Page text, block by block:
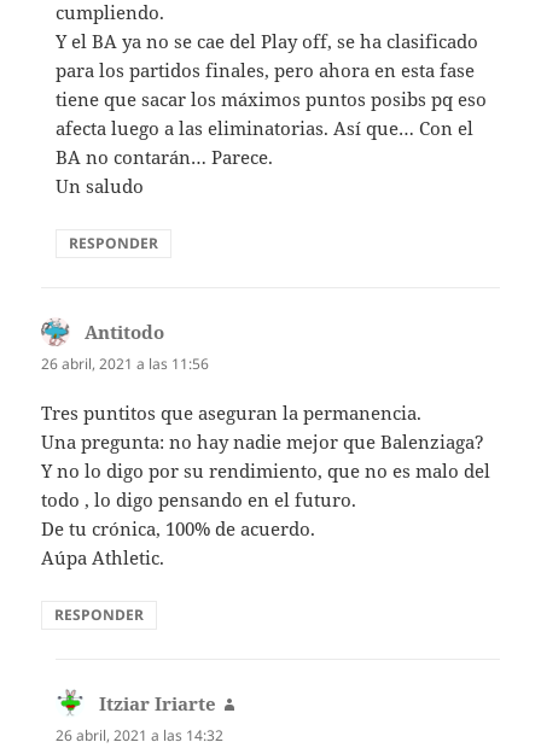
cumpliendo.
Y el BA ya no se cae del Play off, se ha clasificado
para los partidos finales, pero ahora en esta fase
tiene que sacar los máximos puntos posibs pq eso
afecta luego a las eliminatorias. Así que… Con el
BA no contarán… Parece.
Un saludo
RESPONDER
Antitodo
26 abril, 2021 a las 11:56
Tres puntitos que aseguran la permanencia.
Una pregunta: no hay nadie mejor que Balenziaga?
Y no lo digo por su rendimiento, que no es malo del
todo , lo digo pensando en el futuro.
De tu crónica, 100% de acuerdo.
Aúpa Athletic.
RESPONDER
Itziar Iriarte
26 abril, 2021 a las 14:32